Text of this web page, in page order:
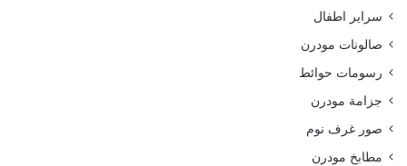
سراير اطفال
صالونات مودرن
رسومات حوائط
جزامة مودرن
صور غرف نوم
مطابخ مودرن